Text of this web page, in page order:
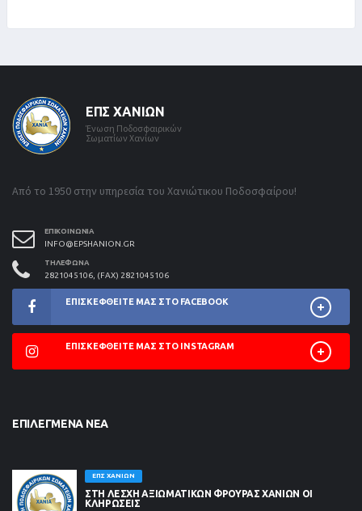
ΕΠΣ ΧΑΝΊΩΝ
Ένωση Ποδοσφαιρικών
Σωματίων Χανίων
Από το 1950 στην υπηρεσία του Χανιώτικου Ποδοσφαίρου!
ΕΠΙΚΟΙΝΩΝΊΑ
INFO@EPSHANION.GR
ΤΗΛΈΦΩΝΑ
2821045106, (FAX) 2821045106
ΕΠΙΣΚΕΦΘΕΊΤΕ ΜΑΣ ΣΤΟ FACEBOOK
ΕΠΙΣΚΕΦΘΕΊΤΕ ΜΑΣ ΣΤΟ INSTAGRAM
ΕΠΙΛΕΓΜΈΝΑ ΝΈΑ
ΕΠΣ ΧΑΝΊΩΝ
ΣΤΗ ΛΈΣΧΗ ΑΞΙΩΜΑΤΙΚΏΝ ΦΡΟΥΡΆΣ ΧΑΝΊΩΝ ΟΙ
ΚΛΗΡΏΣΕΙΣ